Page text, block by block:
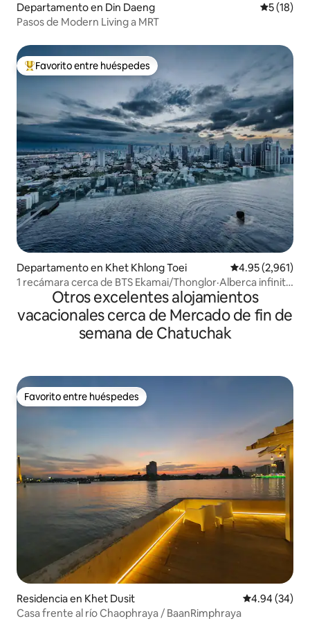
Departamento en Din Daeng
5 (18)
Pasos de Modern Living a MRT
De los mejores en Favorito entre huéspedes
Favorito entre huéspedes
Departamento en Khet Khlong Toei Calificación
4.95 (2,961)
1 recámara cerca de BTS Ekamai/Thonglor·Alberca infinita
en la azoteaOtros excelentes alojamientos
vacacionales cerca de Mercado de fin de
semana de Chatuchak
Favorito entre huéspedes
Favorito entre huéspedes
Residencia en Khet Dusit Calificación
4.94 (34)
Casa frente al río Chaophraya / BaanRimphraya